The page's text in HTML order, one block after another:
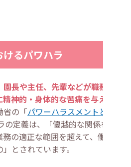
相談する
由に退職するときの注意点
職する際のポイント
雰囲気をチェックする
で園の内部事情を把握する
いてよくある質問
るパワハラ以外のハラスメント
保育園を辞めたいときはどうすれ
るパワハラ
長や主任、先輩などが職務上の
神的・身体的な苦痛を与える行
省の「パワーハラスメントとは
の定義は、「優越的な関係を背
の適正な範囲を超えて、働く人
とされています。